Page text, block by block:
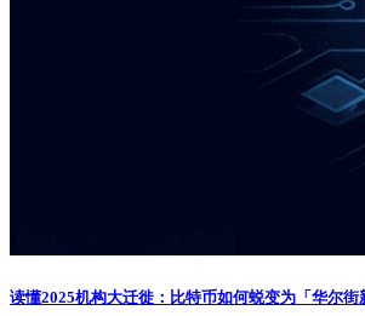
读懂2025机构大迁徙：比特币如何蜕变为「华尔街